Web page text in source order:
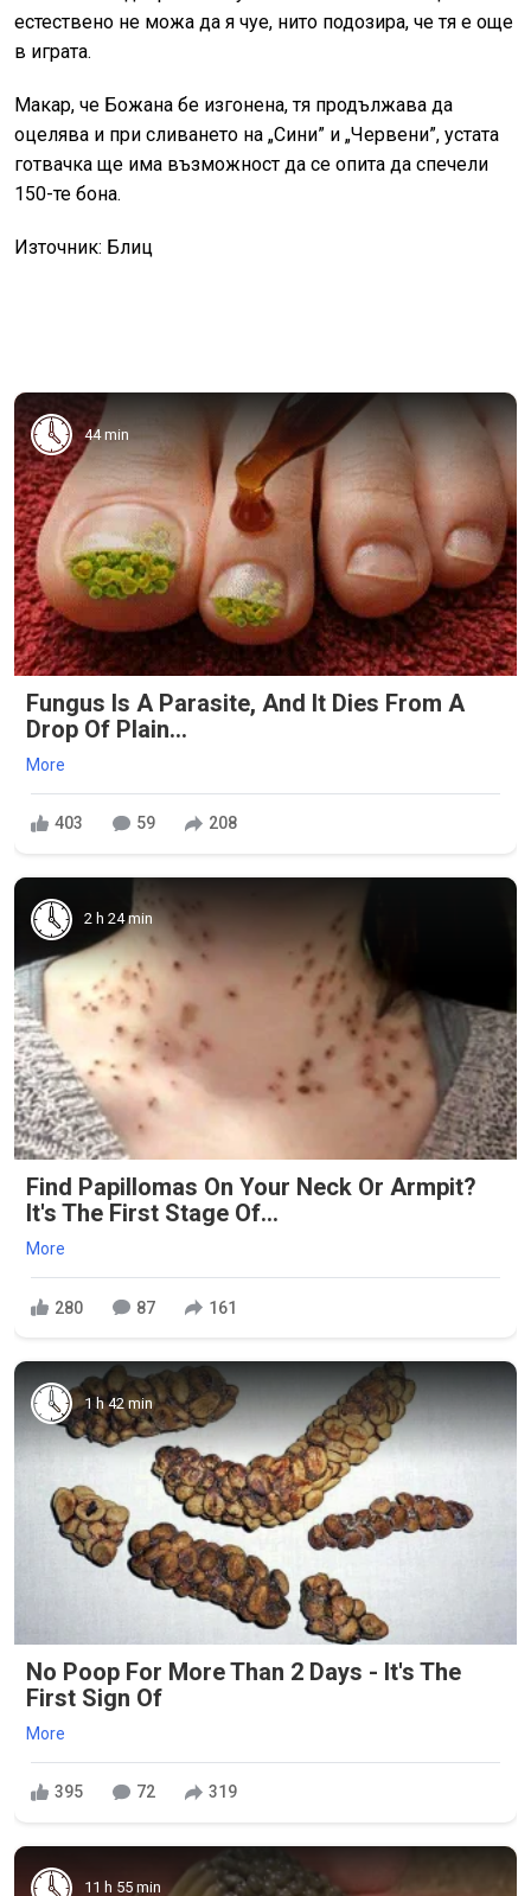
естествено не можа да я чуе, нито подозира, че тя е още
в играта.
Макар, че Божана бе изгонена, тя продължава да
оцелява и при сливането на „Сини” и „Червени”, устата
готвачка ще има възможност да се опита да спечели
150-те бона.
Източник: Блиц
44 min
Fungus Is A Parasite, And It Dies From A
Drop Of Plain...
More
403 59 208
2 h 24 min
Find Papillomas On Your Neck Or Armpit?
It's The First Stage Of...
More
280 87 161
1 h 42 min
No Poop For More Than 2 Days - It's The
First Sign Of
More
395 72 319
11 h 55 min